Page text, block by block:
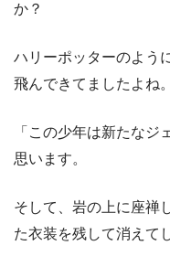
か？
ハリーポッターのよう
飛んできてましたよね。
「この少年は新たなジ
思います。
そして、岩の上に座禅
た衣装を残して消えて